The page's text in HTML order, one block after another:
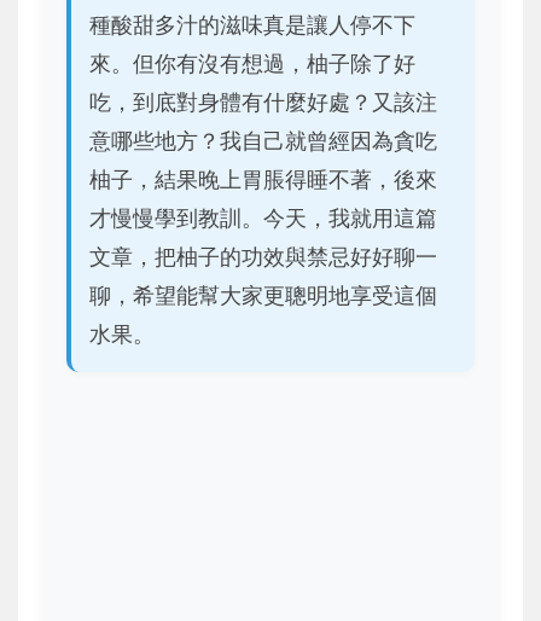
種酸甜多汁的滋味真是讓人停不下
來。但你有沒有想過，柚子除了好
吃，到底對身體有什麼好處？又該注
意哪些地方？我自己就曾經因為貪吃
柚子，結果晚上胃脹得睡不著，後來
才慢慢學到教訓。今天，我就用這篇
文章，把柚子的功效與禁忌好好聊一
聊，希望能幫大家更聰明地享受這個
水果。